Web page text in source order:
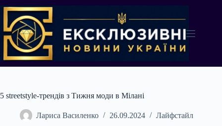
до
вмісту
5 streetstyle-трендів з Тижня моди в Мілані
Лариса Василенко 26.09.2024 Лайфстайл